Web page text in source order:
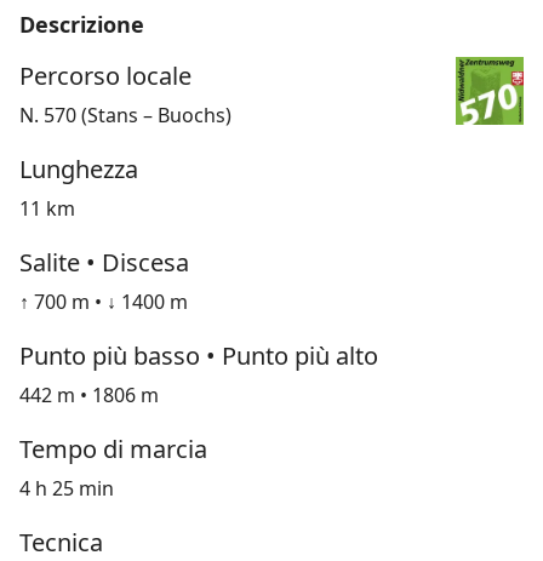
Descrizione
Percorso locale
N. 570 (Stans – Buochs)
Lunghezza
11 km
Salite • Discesa
↑ 700 m • ↓ 1400 m
Punto più basso • Punto più alto
442 m • 1806 m
Tempo di marcia
4 h 25 min
Tecnica